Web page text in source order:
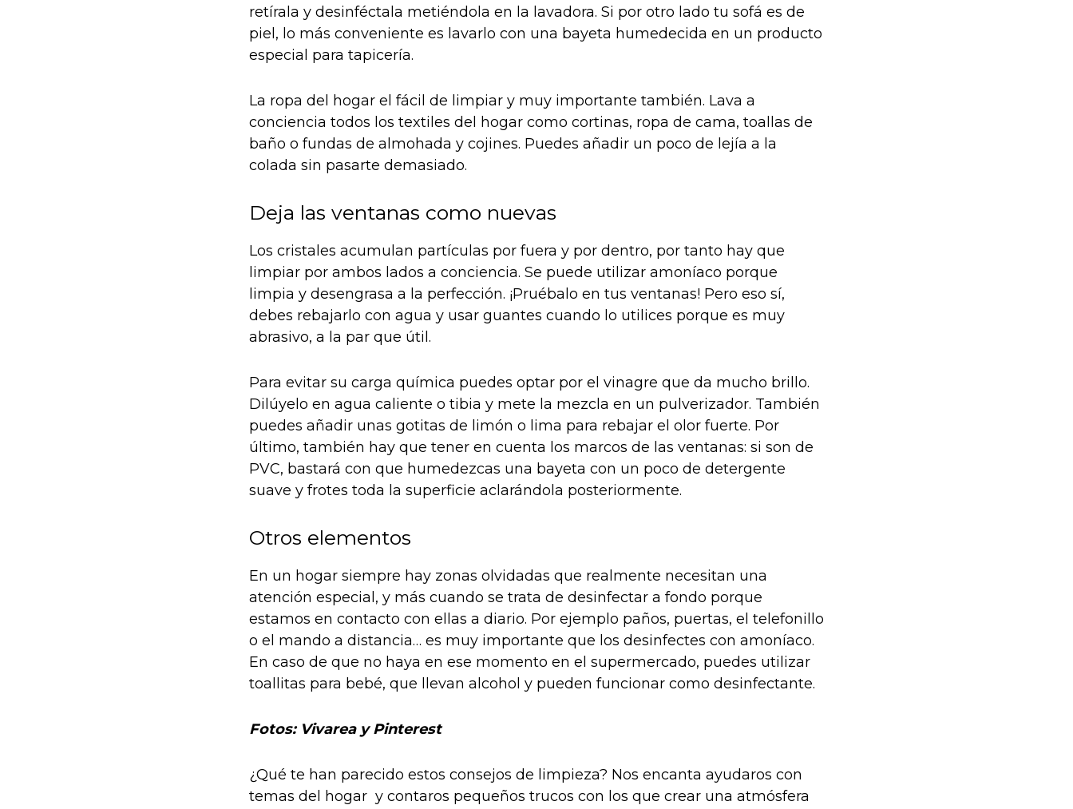
retírala y desinféctala metiéndola en la lavadora. Si por otro lado tu sofá es de
piel, lo más conveniente es lavarlo con una bayeta humedecida en un producto
especial para tapicería.
La ropa del hogar el fácil de limpiar y muy importante también. Lava a
conciencia todos los textiles del hogar como cortinas, ropa de cama, toallas de
baño o fundas de almohada y cojines. Puedes añadir un poco de lejía a la
colada sin pasarte demasiado.
Deja las ventanas como nuevas
Los cristales acumulan partículas por fuera y por dentro, por tanto hay que
limpiar por ambos lados a conciencia. Se puede utilizar amoníaco porque
limpia y desengrasa a la perfección. ¡Pruébalo en tus ventanas! Pero eso sí,
debes rebajarlo con agua y usar guantes cuando lo utilices porque es muy
abrasivo, a la par que útil.
Para evitar su carga química puedes optar por el vinagre que da mucho brillo.
Dilúyelo en agua caliente o tibia y mete la mezcla en un pulverizador. También
puedes añadir unas gotitas de limón o lima para rebajar el olor fuerte. Por
último, también hay que tener en cuenta los marcos de las ventanas: si son de
PVC, bastará con que humedezcas una bayeta con un poco de detergente
suave y frotes toda la superficie aclarándola posteriormente.
Otros elementos
En un hogar siempre hay zonas olvidadas que realmente necesitan una
atención especial, y más cuando se trata de desinfectar a fondo porque
estamos en contacto con ellas a diario. Por ejemplo paños, puertas, el telefonillo
o el mando a distancia… es muy importante que los desinfectes con amoníaco.
En caso de que no haya en ese momento en el supermercado, puedes utilizar
toallitas para bebé, que llevan alcohol y pueden funcionar como desinfectante.
Fotos: Vivarea y Pinterest
¿Qué te han parecido estos consejos de limpieza? Nos encanta ayudaros con
temas del hogar y contaros pequeños trucos con los que crear una atmósfera